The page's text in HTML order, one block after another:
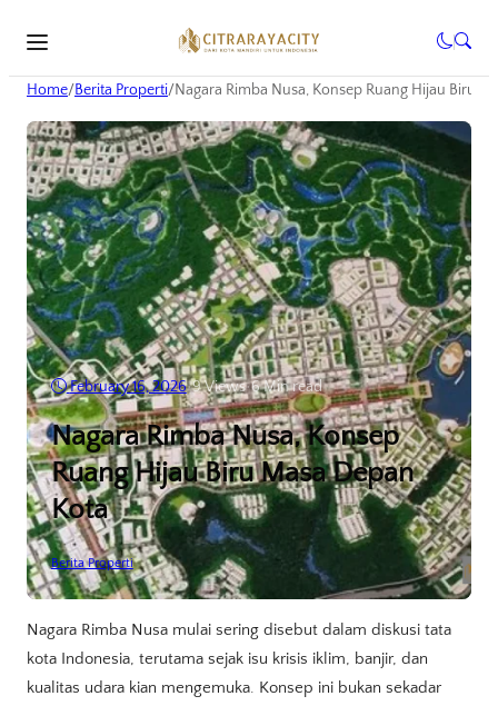
Home/Berita Properti/Nagara Rimba Nusa, Konsep Ruang Hijau Biru
February 16, 2026•9Views•6 Min read
Nagara Rimba Nusa, Konsep
Ruang Hijau Biru Masa Depan
Kota
Berita Properti
Nagara Rimba Nusa mulai sering disebut dalam diskusi tata
kota Indonesia, terutama sejak isu krisis iklim, banjir, dan
kualitas udara kian mengemuka. Konsep ini bukan sekadar